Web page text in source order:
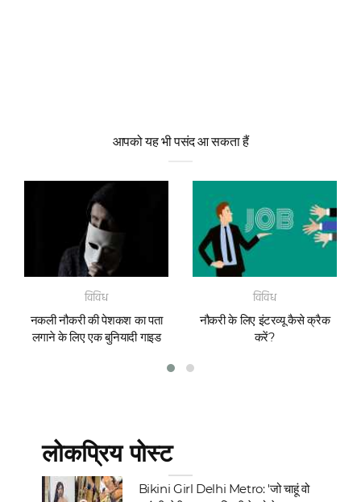
आपको यह भी पसंद आ सकता हैं
विविध
नकली नौकरी की पेशकश का पता
लगाने के लिए एक बुनियादी गाइड
विविध
नौकरी के लिए इंटरव्यू कैसे क्रैक
करें?
लोकप्रिय पोस्ट
Bikini Girl Delhi Metro: 'जो चाहूं वो